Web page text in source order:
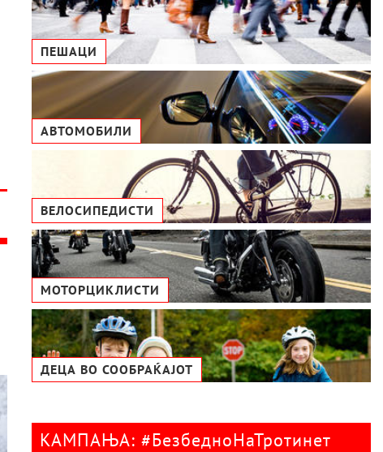
ПЕШАЦИ
АВТОМОБИЛИ
ВЕЛОСИПЕДИСТИ
МОТОРЦИКЛИСТИ
ДЕЦА ВО СООБРАЌАЈОТ
КАМПАЊА: #БезбедноНаТротинет